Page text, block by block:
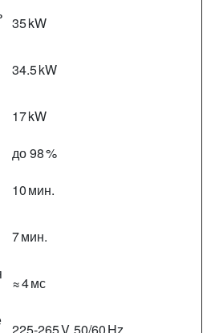
35 kW
34.5 kW
17 kW
до 98 %
10 мин.
7 мин.
≈ 4 мс